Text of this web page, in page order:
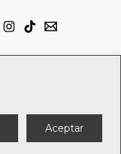
Aceptar